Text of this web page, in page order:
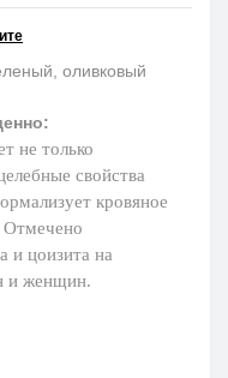
оливковый
не только
свойства
кровяное
Отмечено
и цоизита на
и женщин.